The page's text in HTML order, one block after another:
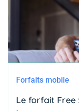
Forfaits mobile
Le forfait Free